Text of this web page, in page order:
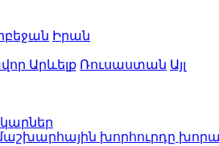
Իրան
Արևելք Ռուսաստան Այլ
խորհուրդը